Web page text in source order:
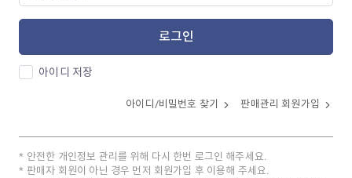
로그인
아이디 저장
아이디/비밀번호 찾기 판매관리 회원가입
안전한 개인정보 관리를 위해 다시 한번 로그인 해주세요.
판매자 회원이 아닌 경우 먼저 회원가입 후 이용해 주세요.